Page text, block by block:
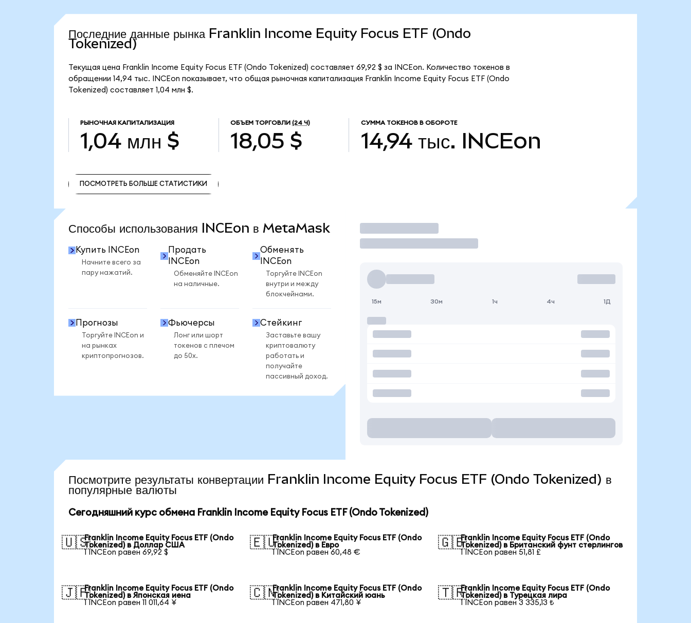
Последние данные рынка Franklin Income Equity Focus ETF (Ondo
Tokenized)
Текущая цена Franklin Income Equity Focus ETF (Ondo Tokenized) составляет 69,92 $ за INCEon. Количество токенов в
обращении 14,94 тыс. INCEon показывает, что общая рыночная капитализация Franklin Income Equity Focus ETF (Ondo
Tokenized) составляет 1,04 млн $.
РЫНОЧНАЯ КАПИТАЛИЗАЦИЯ
1,04 млн $
ОБЪЕМ ТОРГОВЛИ (24 Ч)
18,05 $
СУММА ТОКЕНОВ В ОБОРОТЕ
14,94 тыс. INCEon
ПОСМОТРЕТЬ БОЛЬШЕ СТАТИСТИКИ
Способы использования INCEon в MetaMask
Купить INCEon
Начните всего за
пару нажатий.
Продать
INCEon
Обменяйте INCEon
на наличные.
Обменять
INCEon
Торгуйте INCEon
внутри и между
блокчейнами.
Прогнозы
Торгуйте INCEon и
на рынках
криптопрогнозов.
Фьючерсы
Лонг или шорт
токенов с плечом
до 50x.
Стейкинг
Заставьте вашу
криптовалюту
работать и
получайте
пассивный доход.
Торговать
15м 30м 1ч 4ч 1Д
Посмотрите результаты конвертации Franklin Income Equity Focus ETF (Ondo Tokenized) в
популярные валюты
Сегодняшний курс обмена Franklin Income Equity Focus ETF (Ondo Tokenized)
🇺🇸Franklin Income Equity Focus ETF (Ondo
Tokenized) в Доллар США
1 INCEon равен 69,92 $
🇪🇺Franklin Income Equity Focus ETF (Ondo
Tokenized) в Евро
1 INCEon равен 60,48 €
🇬🇧Franklin Income Equity Focus ETF (Ondo
Tokenized) в Британский фунт стерлингов
1 INCEon равен 51,81 £
🇯🇵Franklin Income Equity Focus ETF (Ondo
Tokenized) в Японская иена
1 INCEon равен 11 011,64 ¥
🇨🇳Franklin Income Equity Focus ETF (Ondo
Tokenized) в Китайский юань
1 INCEon равен 471,80 ¥
🇹🇷Franklin Income Equity Focus ETF (Ondo
Tokenized) в Турецкая лира
1 INCEon равен 3 335,13 ₺